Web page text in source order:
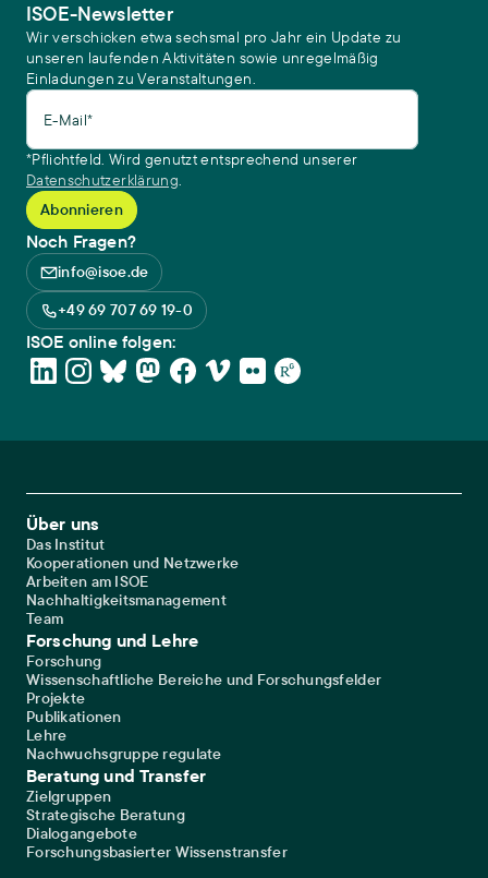
ISOE-Newsletter
Wir verschicken etwa sechsmal pro Jahr ein Update zu
unseren laufenden Aktivitäten sowie unregelmäßig
Einladungen zu Veranstaltungen.
E-Mail*
*Pflichtfeld. Wird genutzt entsprechend unserer
Datenschutzerklärung.
Noch Fragen?
info@isoe.de
+49 69 707 69 19-0
ISOE online folgen:
Footer Main Navigation
Über uns
Das Institut
Kooperationen und Netzwerke
Arbeiten am ISOE
Nachhaltigkeitsmanagement
Team
Forschung und Lehre
Forschung
Wissenschaftliche Bereiche und Forschungsfelder
Projekte
Publikationen
Lehre
Nachwuchsgruppe regulate
Beratung und Transfer
Zielgruppen
Strategische Beratung
Dialogangebote
Forschungsbasierter Wissenstransfer